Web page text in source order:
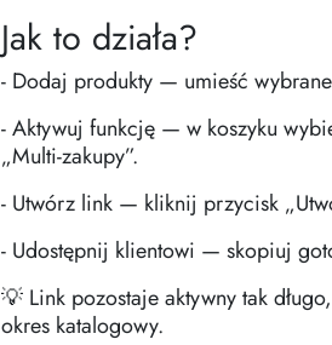
Jak to działa?
- Dodaj produkty — umieść
- Aktywuj funkcję — w koszyku
„Multi-zakupy”.
- Utwórz link — kliknij przycisk
- Udostępnij klientowi — skopiuj
💡 Link pozostaje aktywny tak
okres katalogowy.